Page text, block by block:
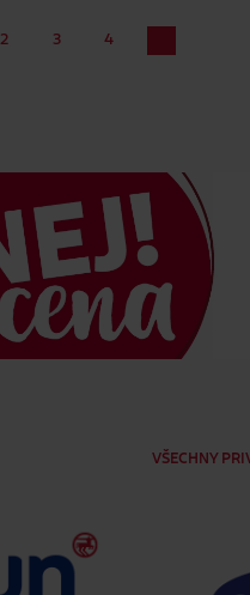
2 3 4
VŠECHNY